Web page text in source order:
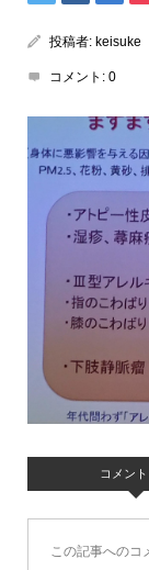
投稿者: keisuke
コメント: 0
コメン
この記事へのコ